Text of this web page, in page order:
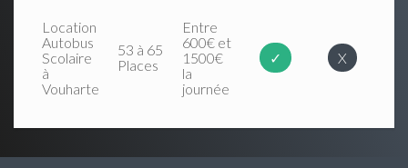
Location
Autobus
Scolaire
à
Vouharte
53 à 65
Places
Entre
600€ et
1500€
la
journée
✓ X